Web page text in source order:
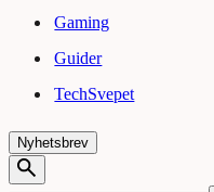
Gaming
Guider
TechSvepet
Nyhetsbrev